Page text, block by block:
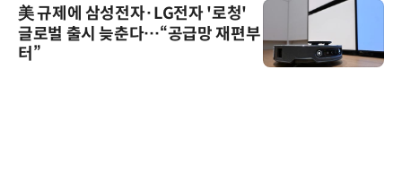
美 규제에 삼성전자·LG전자 '로청'
글로벌 출시 늦춘다…“공급망 재편부
터”